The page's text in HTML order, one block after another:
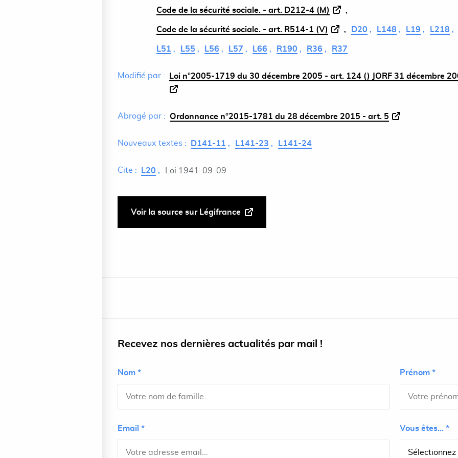
Code de la sécurité sociale. - art. D212-4 (M)
Code de la sécurité sociale. - art. R514-1 (V) D20 L148 L19 L218
L51 L55 L56 L57 L66 R190 R36 R37
Modifié par : Loi n°2005-1719 du 30 décembre 2005 - art. 124 () JORF 31 décembre
Abrogé par : Ordonnance n°2015-1781 du 28 décembre 2015 - art. 5
Nouveaux textes : D141-11 L141-23 L141-24
Cite : L20 Loi 1941-09-09
Voir la source sur Légifrance
Recevez nos dernières actualités par mail !
Nom * Prénom *
Email * Vous êtes... *